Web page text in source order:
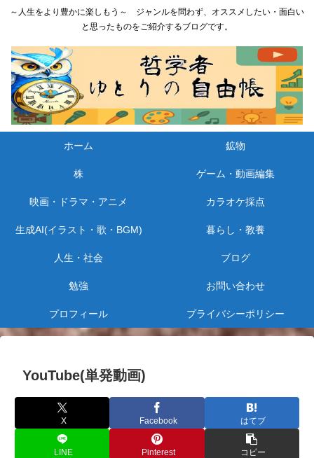
～人生をより豊かに楽しもう～ ジャンルを問わず、オススメしたい・面白い
と思ったものをご紹介するブログです。
ホーム 鉱物
株 ゲーム・動画編集
映画・ドラマ・アニメ カラオケ採点
生成AI(イラスト・歌・BGM) 暮らし・教養
人生・社会 ブログ
勉強 お問い合わせ
プロフィール プライバシーポリシー
YouTube(単発動画)
X Facebook はてブ
LINE Pinterest コピー